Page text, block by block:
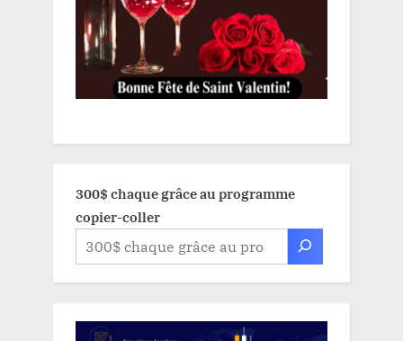
300$ chaque grâce au programme
copier-coller